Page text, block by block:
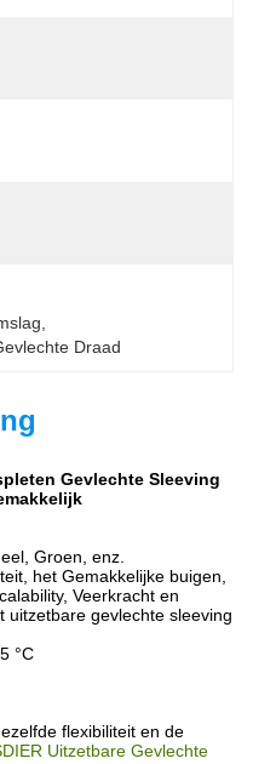
Draad
Gevlechte Sleeving
Groen, enz.
het Gemakkelijke buigen,
Veerkracht en
uitzetbare gevlechte sleeving
°C
flexibiliteit en de
Uitzetbare Gevlechte